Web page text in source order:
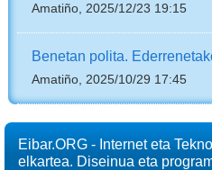
Amatiño, 2025/12/23 19:15
Benetan polita.
Amatiño, 2025/10/29 17:45
Eibar.ORG - Internet eta
elkartea. Diseinua eta